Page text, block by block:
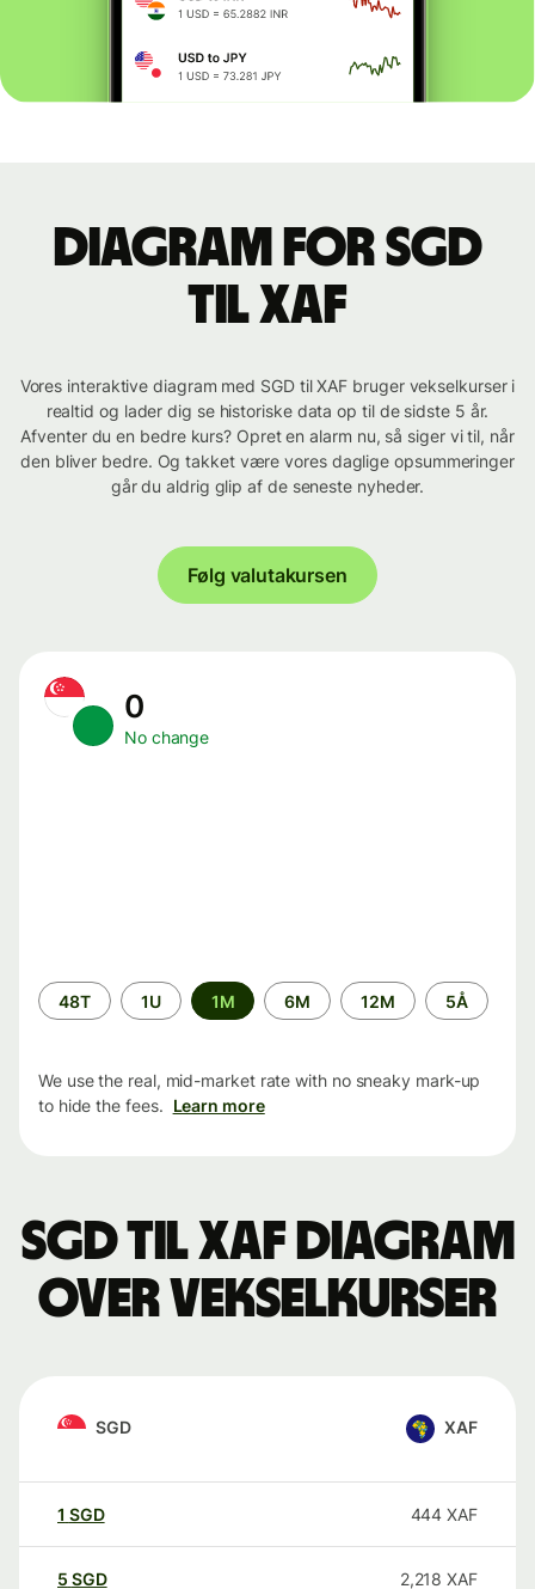
Diagram for SGD
til XAF
Vores interaktive diagram med SGD til XAF bruger vekselkurser i
realtid og lader dig se historiske data op til de sidste 5 år.
Afventer du en bedre kurs? Opret en alarm nu, så siger vi til, når
den bliver bedre. Og takket være vores daglige opsummeringer
går du aldrig glip af de seneste nyheder.
Følg valutakursen
0
No change
Time
period
48T 1U 1M 6M 12M 5Å
We use the real, mid-market rate with no sneaky mark-up
to hide the fees. Learn more
SGD til XAF Diagram
over vekselkurser
SGD XAF
1 SGD 444 XAF
5 SGD 2,218 XAF